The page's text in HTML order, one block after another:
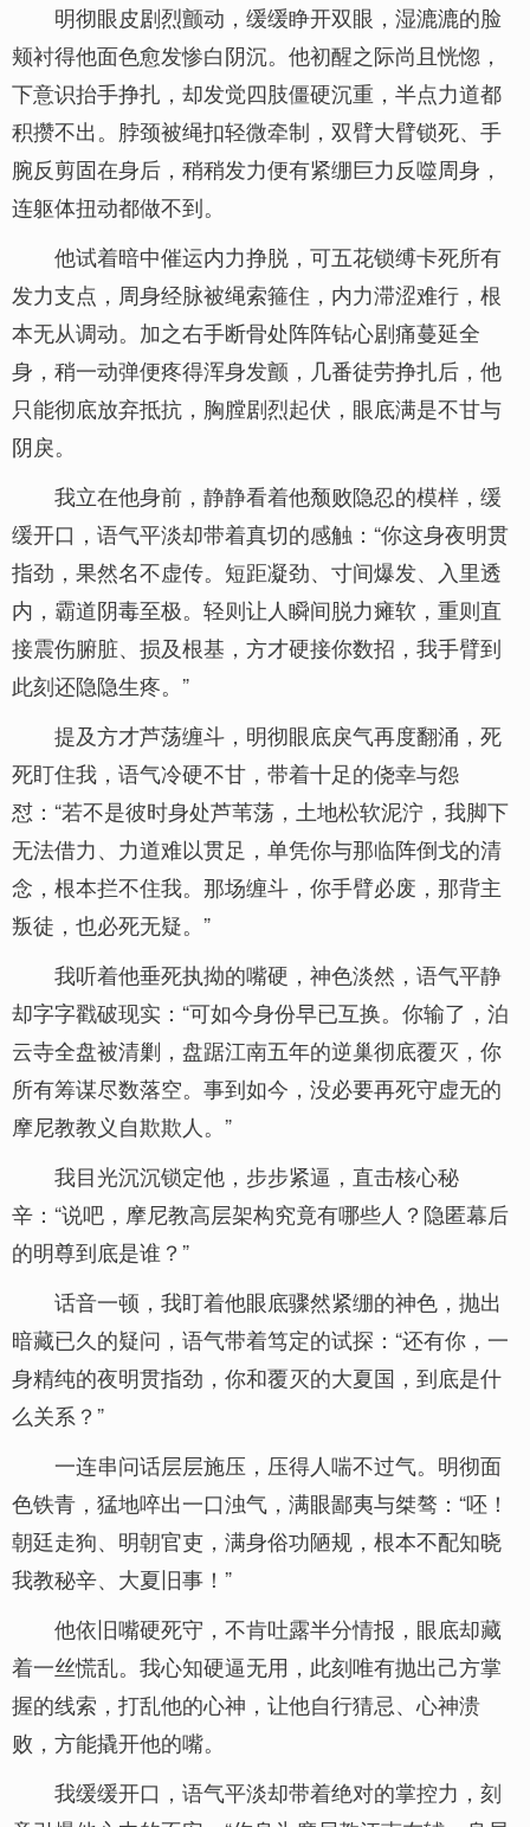
明彻眼皮剧烈颤动，缓缓睁开双眼，湿漉漉的脸
颊衬得他面色愈发惨白阴沉。他初醒之际尚且恍惚，
下意识抬手挣扎，却发觉四肢僵硬沉重，半点力道都
积攒不出。脖颈被绳扣轻微牵制，双臂大臂锁死、手
腕反剪固在身后，稍稍发力便有紧绷巨力反噬周身，
连躯体扭动都做不到。
他试着暗中催运内力挣脱，可五花锁缚卡死所有
发力支点，周身经脉被绳索箍住，内力滞涩难行，根
本无从调动。加之右手断骨处阵阵钻心剧痛蔓延全
身，稍一动弹便疼得浑身发颤，几番徒劳挣扎后，他
只能彻底放弃抵抗，胸膛剧烈起伏，眼底满是不甘与
阴戾。
我立在他身前，静静看着他颓败隐忍的模样，缓
缓开口，语气平淡却带着真切的感触：“你这身夜明贯
指劲，果然名不虚传。短距凝劲、寸间爆发、入里透
内，霸道阴毒至极。轻则让人瞬间脱力瘫软，重则直
接震伤腑脏、损及根基，方才硬接你数招，我手臂到
此刻还隐隐生疼。”
提及方才芦荡缠斗，明彻眼底戾气再度翻涌，死
死盯住我，语气冷硬不甘，带着十足的侥幸与怨
怼：“若不是彼时身处芦苇荡，土地松软泥泞，我脚下
无法借力、力道难以贯足，单凭你与那临阵倒戈的清
念，根本拦不住我。那场缠斗，你手臂必废，那背主
叛徒，也必死无疑。”
我听着他垂死执拗的嘴硬，神色淡然，语气平静
却字字戳破现实：“可如今身份早已互换。你输了，泊
云寺全盘被清剿，盘踞江南五年的逆巢彻底覆灭，你
所有筹谋尽数落空。事到如今，没必要再死守虚无的
摩尼教教义自欺欺人。”
我目光沉沉锁定他，步步紧逼，直击核心秘
辛：“说吧，摩尼教高层架构究竟有哪些人？隐匿幕后
的明尊到底是谁？”
话音一顿，我盯着他眼底骤然紧绷的神色，抛出
暗藏已久的疑问，语气带着笃定的试探：“还有你，一
身精纯的夜明贯指劲，你和覆灭的大夏国，到底是什
么关系？”
一连串问话层层施压，压得人喘不过气。明彻面
色铁青，猛地啐出一口浊气，满眼鄙夷与桀骜：“呸！
朝廷走狗、明朝官吏，满身俗功陋规，根本不配知晓
我教秘辛、大夏旧事！”
他依旧嘴硬死守，不肯吐露半分情报，眼底却藏
着一丝慌乱。我心知硬逼无用，此刻唯有抛出己方掌
握的线索，打乱他的心神，让他自行猜忌、心神溃
败，方能撬开他的嘴。
我缓缓开口，语气平淡却带着绝对的掌控力，刻